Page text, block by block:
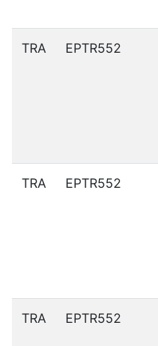
TRA EPTR552
TRA EPTR552
TRA EPTR552